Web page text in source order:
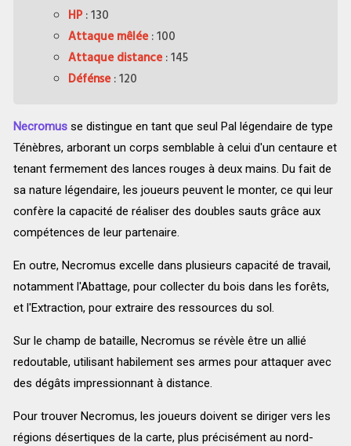
HP: 130
Attaque mêlée: 100
Attaque distance: 145
Défénse : 120
Necromusse distingue en tant que seul Pal légendaire de type
Ténèbres, arborant un corps semblable à celui d'un centaure et
tenant fermement des lances rouges à deux mains. Du fait de
sa nature légendaire, les joueurs peuvent le monter, ce qui leur
confère la capacité de réaliser des doubles sauts grâce aux
compétences de leur partenaire.
En outre, Necromus excelle dans plusieurs capacité de travail,
notamment l'Abattage, pour collecter du bois dans les forêts,
et l'Extraction, pour extraire des ressources du sol.
Sur le champ de bataille, Necromus se révèle être un allié
redoutable, utilisant habilement ses armes pour attaquer avec
des dégâts impressionnant à distance.
Pour trouver Necromus, les joueurs doivent se diriger vers les
régions désertiques de la carte, plus précisément au nord-